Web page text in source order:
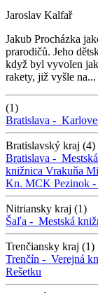
Jaroslav Kalfař
Jakub Procházka
prarodičů. Jeho
když byl vyvolen
rakety, již vyšle na...
(1)
Bratislava -
Bratislavský kraj (4)
Bratislava -
knižnica Vrakuňa
Kn. MCK Pezinok -
Nitriansky kraj (1)
Šaľa - Mestská
Trenčiansky kraj (1)
Trenčín - Verejná
Rešetku